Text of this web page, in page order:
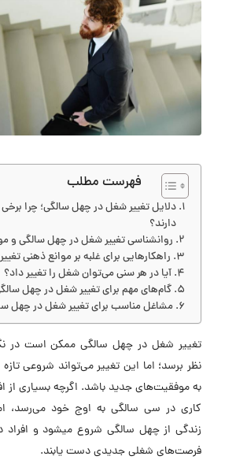
فهرست مطلب
دلایل تغییر شغل در چهل سالگی؛ چرا برخی
دارند؟
روانشناسی تغییر شغل در چهل سالگی و
راهکارهایی برای غلبه بر موانع ذهنی
آیا در هر سنی می‌توان شغل را تغییر داد؟
گام‌های مهم برای تغییر شغل در چهل
مشاغل مناسب برای تغییر شغل در چهل
تغییر شغل در چهل سالگی ممکن است در
نظر برسد؛ اما این تغییر می‌تواند شروعی
به موفقیت‌های جدید باشد. اگرچه بسیاری از
کاری در سی سالگی به اوج خود می‌رسد،
زندگی از چهل سالگی شروع میشود و افراد
فرصت‌های شغلی جدیدی دست یابند.